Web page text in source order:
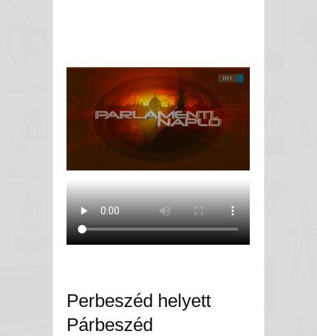
Perbeszéd helyett
Párbeszéd